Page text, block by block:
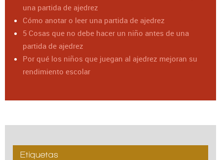
una partida de ajedrez
Cómo anotar o leer una partida de ajedrez
5 Cosas que no debe hacer un niño antes de una
partida de ajedrez
Por qué los niños que juegan al ajedrez mejoran su
rendimiento escolar
Etiquetas